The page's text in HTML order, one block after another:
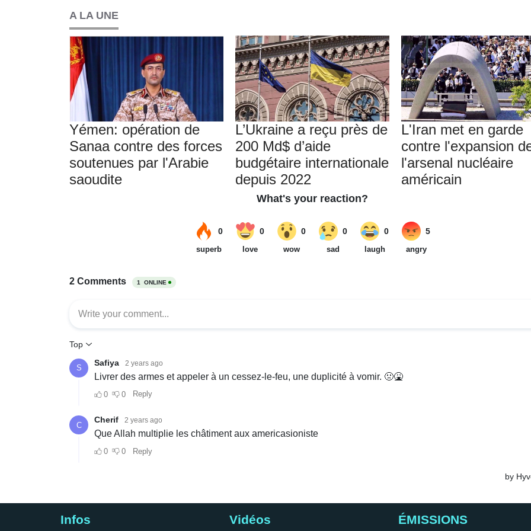
A LA UNE
Yémen: opération de
Sanaa contre des forces
soutenues par l'Arabie
saoudite
L’Ukraine a reçu près de
200 Md$ d’aide
budgétaire internationale
depuis 2022
L'Iran met en garde
contre l'expansion
l'arsenal nucléaire
américain
Infos Vidéos ÉMISSIONS